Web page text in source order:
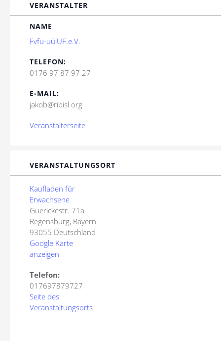
VERANSTALTER
NAME
Fvfu-uüiUF.e.V.
TELEFON:
0176 97 87 97 27
E-MAIL:
jakob@ribisl.org
Veranstalterseite
VERANSTALTUNGSORT
Kaufladen für
Erwachsene
Guerickestr. 71a
Regensburg, Bayern
93055 Deutschland
Google Karte
anzeigen
Telefon:
017697879727
Seite des
Veranstaltungsorts